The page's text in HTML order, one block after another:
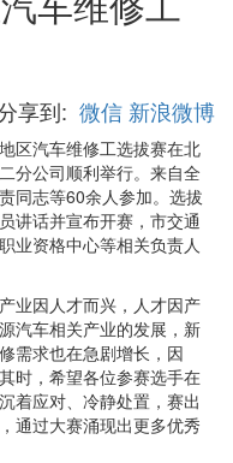
享到: 微信 新浪微博
区汽车维修工选拔赛在北
分公司顺利举行。来自全
同志等60余人参加。选拔
讲话并宣布开赛，市交通
业资格中心等相关负责人
业因人才而兴，人才因产
汽车相关产业的发展，新
需求也在急剧增长，因
时，希望各位参赛选手在
着应对、冷静处置，赛出
通过大赛涌现出更多优秀